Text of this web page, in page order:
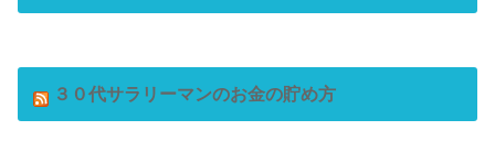
３０代サラリーマンのお金の貯め方